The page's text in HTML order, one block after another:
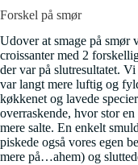
Forskel på smør
Udover at smage på smør
croissanter med 2
der var på slutresultatet.
var langt mere luftig og
køkkenet og lavede
overraskende, hvor stor
mere salte. En enkelt
piskede også vores egen
mere på…ahem) og